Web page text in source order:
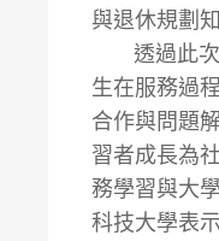
與退休規劃
透過此次
生在服務過
合作與問題
習者成長為
務學習與大
科技大學表